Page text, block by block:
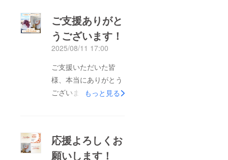
ご支援ありがと
うございます！
2025/08/11 17:00
ご支援いただいた皆
様、本当にありがとう
ございます！進捗状況
ビーチクリーン活動や
かき氷を食べに来てく
もっと見る
応援よろしくお
願いします！